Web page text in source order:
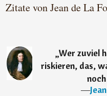
Zitate von Jean de La
„Wer zuviel
riskieren, das,
―